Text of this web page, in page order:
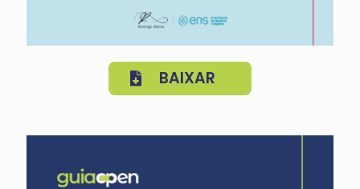
BAIXAR